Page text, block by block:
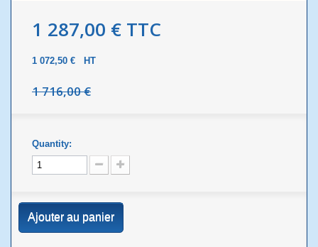
1 287,00 € TTC
1 072,50 € HT
1 716,00 €
Quantity:
Ajouter au panier